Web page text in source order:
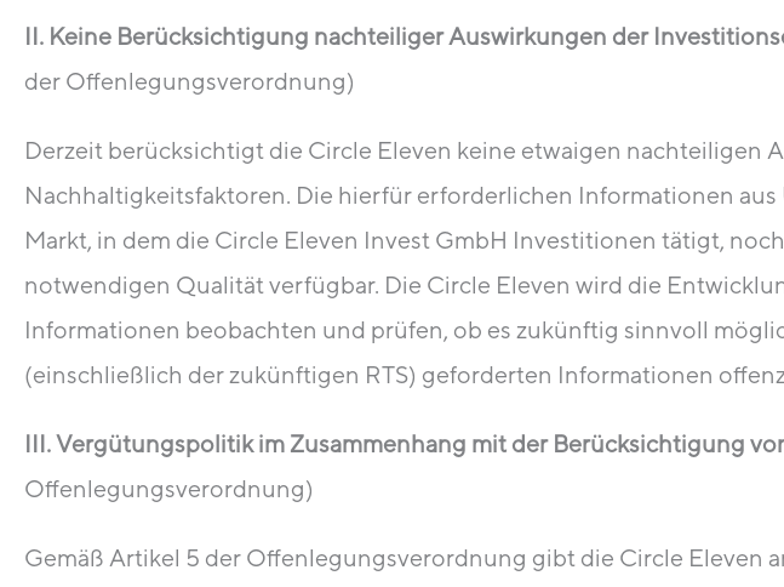
II. Keine Berücksichtigung nachteiliger Auswirkungen der
der Offenlegungsverordnung)
Derzeit berücksichtigt die Circle Eleven keine etwaigen
Nachhaltigkeitsfaktoren. Die hierfür erforderlichen Informationen
Markt, in dem die Circle Eleven Invest GmbH Investitionen tätigt,
notwendigen Qualität verfügbar. Die Circle Eleven wird die
Informationen beobachten und prüfen, ob es zukünftig sinnvoll
(einschließlich der zukünftigen RTS) geforderten Informationen
III. Vergütungspolitik im Zusammenhang mit der Berücksichtigung
Offenlegungsverordnung)
Gemäß Artikel 5 der Offenlegungsverordnung gibt die Circle Eleven